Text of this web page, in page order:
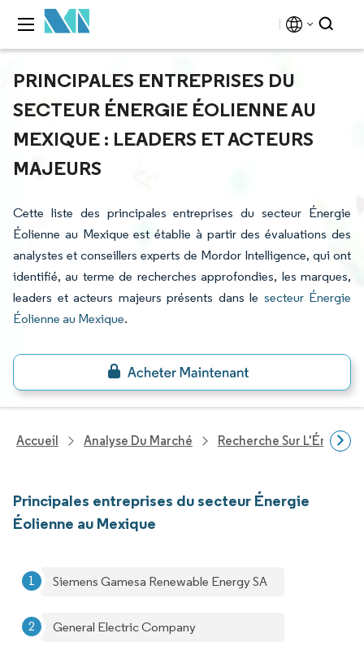
PRINCIPALES ENTREPRISES DU
SECTEUR ÉNERGIE ÉOLIENNE AU
MEXIQUE : LEADERS ET ACTEURS
MAJEURS
Cette liste des principales entreprises du secteur Énergie
Éolienne au Mexique est établie à partir des évaluations des
analystes et conseillers experts de Mordor Intelligence, qui ont
identifié, au terme de recherches approfondies, les marques,
leaders et acteurs majeurs présents dans le secteur Énergie
Éolienne au Mexique.
Accueil Analyse Du Marché Recherche Sur
Principales entreprises du secteur Énergie
Éolienne au Mexique
Siemens Gamesa Renewable Energy SA
General Electric Company